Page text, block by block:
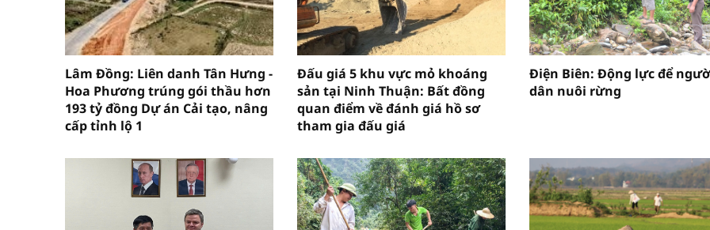
Lâm Đồng: Liên danh Tân Hưng -
Hoa Phương trúng gói thầu hơn
193 tỷ đồng Dự án Cải tạo, nâng
cấp tỉnh lộ 1
Đấu giá 5 khu vực mỏ khoáng
sản tại Ninh Thuận: Bất đồng
quan điểm về đánh giá hồ sơ
tham gia đấu giá
Điện Biên: Động lực để
dân nuôi rừng